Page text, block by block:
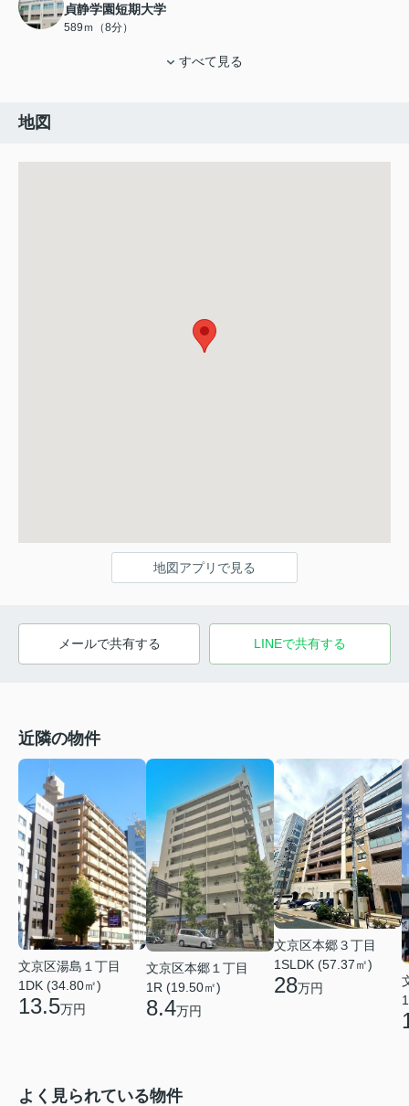
貞静学園短期大学
589ｍ（8分）
すべて見る
地図
地図アプリで見る
メールで共有する LINEで共有する
近隣の物件
文京区湯島１丁目
1DK (34.80㎡)
13.5万円
文京区本郷１丁目
1R (19.50㎡)
8.4万円
文京区本郷３丁目
1SLDK (57.37㎡)
28万円
よく見られている物件